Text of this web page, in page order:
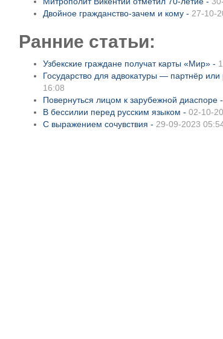
Двойное гражданство-зачем и кому - 27-10-
Ранние статьи:
Узбекские граждане получат карты «Мир» -
Государство для адвокатуры — партнёр или
16:08
Повернуться лицом к зарубежной диаспоре -
В бессилии перед русским языком - 02-10-
С выражением сочувствия - 29-09-2023